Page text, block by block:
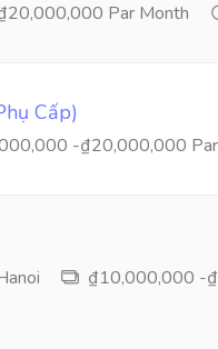
Par Month
Cấp)
-₫20,000,000
₫10,000,000 -